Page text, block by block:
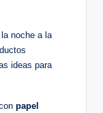
noche a la
ideas para
papel